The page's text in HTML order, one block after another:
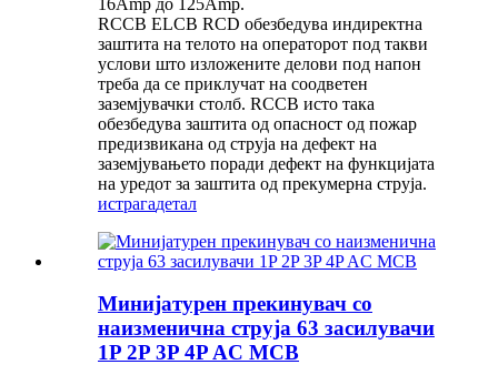
RCCB ELCB RCD обезбедува индиректна
заштита на телото на операторот под такви
услови што изложените делови под напон
треба да се приклучат на соодветен
заземјувачки столб. RCCB исто така
обезбедува заштита од опасност од пожар
предизвикана од струја на дефект на
заземјувањето поради дефект на функцијата
на уредот за заштита од прекумерна струја.
истрагадетал
Минијатурен прекинувач со
наизменична струја 63 засилувачи
1P 2P 3P 4P AC MCB